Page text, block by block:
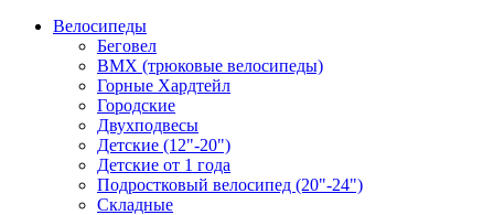
Велосипеды
Беговел
ВМХ (трюковые велосипеды)
Горные Хардтейл
Городские
Двухподвесы
Детские (12"-20")
Детские от 1 года
Подростковый велосипед (20"-24")
Складные